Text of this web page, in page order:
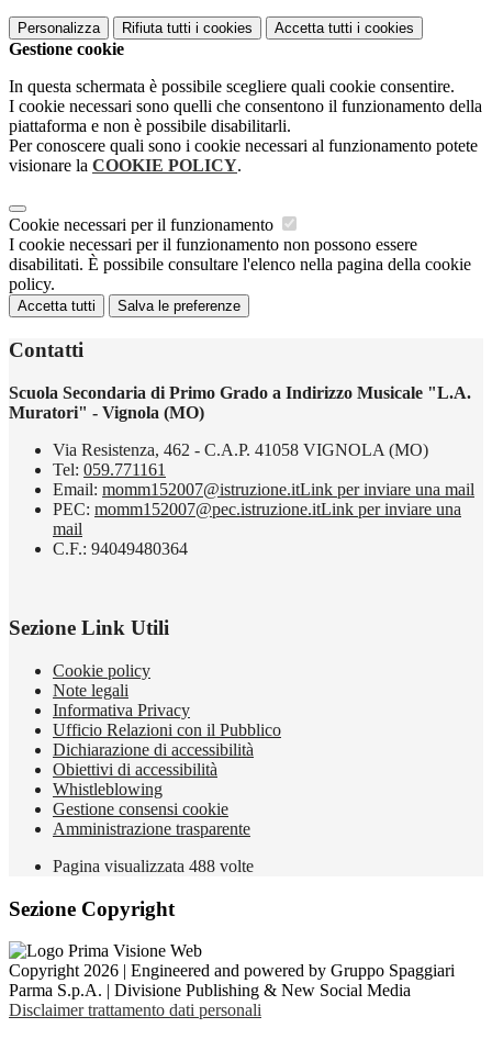
Personalizza Rifiuta tutti i cookies Accetta tutti i cookies
Gestione cookie
In questa schermata è possibile scegliere quali cookie consentire.
I cookie necessari sono quelli che consentono il funzionamento della
piattaforma e non è possibile disabilitarli.
Per conoscere quali sono i cookie necessari al funzionamento potete
visionare la COOKIE POLICY.
Cookie necessari per il funzionamento
I cookie necessari per il funzionamento non possono essere
disabilitati. È possibile consultare l'elenco nella pagina della cookie
policy.
Accetta tutti Salva le preferenze
Contatti
Scuola Secondaria di Primo Grado a Indirizzo Musicale "L.A.
Muratori" - Vignola (MO)
Via Resistenza, 462 - C.A.P. 41058 VIGNOLA (MO)
Tel: 059.771161
Email: momm152007@istruzione.itLink per inviare una mail
PEC: momm152007@pec.istruzione.itLink per inviare una
mail
C.F.: 94049480364
Sezione Link Utili
Cookie policy
Note legali
Informativa Privacy
Ufficio Relazioni con il Pubblico
Dichiarazione di accessibilità
Obiettivi di accessibilità
Whistleblowing
Gestione consensi cookie
Amministrazione trasparente
Pagina visualizzata 488 volte
Sezione Copyright
Copyright 2026 | Engineered and powered by Gruppo Spaggiari
Parma S.p.A. | Divisione Publishing & New Social Media
Disclaimer trattamento dati personali